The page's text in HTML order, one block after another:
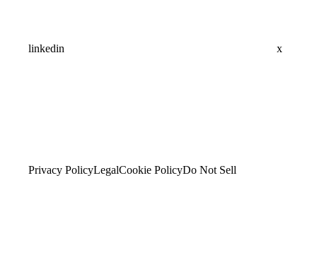
linkedin x
Privacy PolicyLegalCookie PolicyDo Not Sell